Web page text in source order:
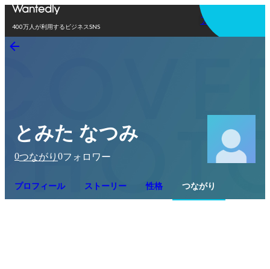
400万人が利用するビジネスSNS
アプリを使う
とみた なつみ
0つながり 0フォロワー
プロフィール ストーリー 性格 つながり